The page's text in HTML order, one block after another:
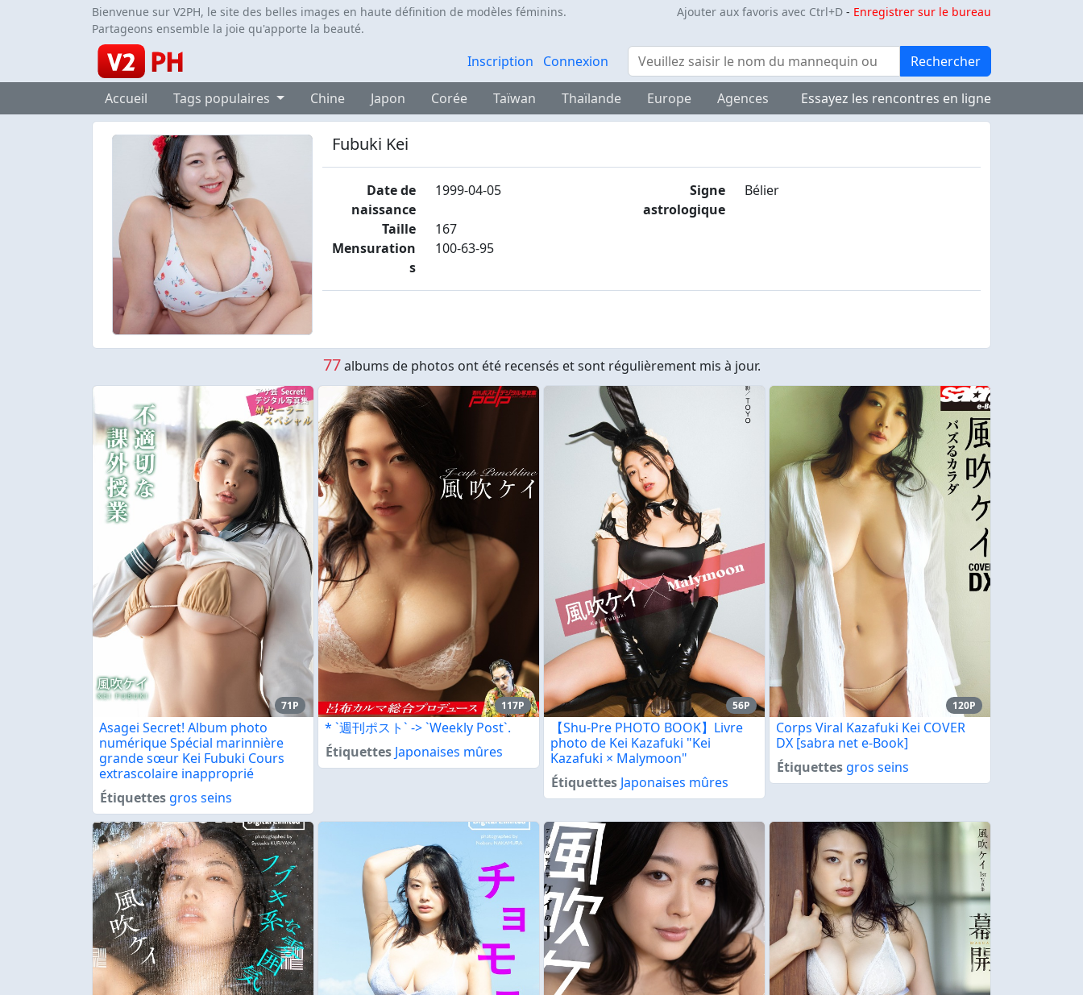
Bienvenue sur V2PH, le site des belles images en haute définition de modèles féminins.
Partageons ensemble la joie qu'apporte la beauté.
Ajouter aux favoris avec Ctrl+D - Enregistrer sur le bureau
Inscription Connexion Rechercher Rechercher
Accueil Tags populaires Chine Japon Corée Taïwan Thaïlande Europe Agences Essayez les rencontres en ligne
Fubuki Kei
Date de
naissance
1999-04-05
Taille
167
Mensuration
s
100-63-95
Signe
astrologique
Bélier
77albums de photos ont été recensés et sont régulièrement mis à jour.
71P
Asagei Secret! Album photo
numérique Spécial marinnière
grande sœur Kei Fubuki Cours
extrascolaire inapproprié
Étiquettes gros seins
117P
* `週刊ポスト` -> `Weekly Post`.
Étiquettes Japonaises mûres
56P
【Shu-Pre PHOTO BOOK】Livre
photo de Kei Kazafuki "Kei
Kazafuki × Malymoon"
Étiquettes Japonaises mûres
120P
Corps Viral Kazafuki Kei COVER
DX [sabra net e-Book]
Étiquettes gros seins